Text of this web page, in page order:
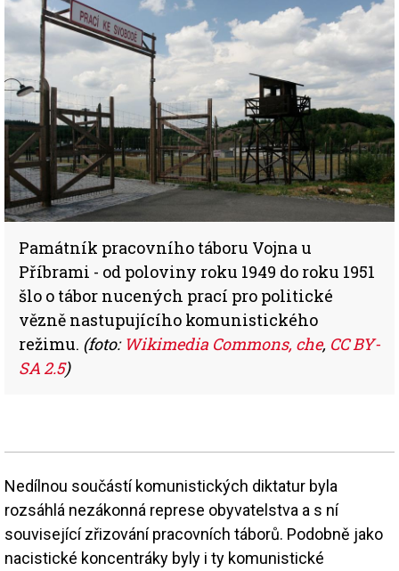
Památník pracovního táboru Vojna u
Příbrami - od poloviny roku 1949 do roku 1951
šlo o tábor nucených prací pro politické
vězně nastupujícího komunistického
režimu. (foto: Wikimedia Commons, che, CC BY-
SA 2.5)
Nedílnou součástí komunistických diktatur byla
rozsáhlá nezákonná represe obyvatelstva a s ní
související zřizování pracovních táborů. Podobně jako
nacistické koncentráky byly i ty komunistické